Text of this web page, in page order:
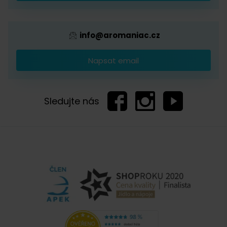
info@aromaniac.cz
Napsat email
Sledujte nás